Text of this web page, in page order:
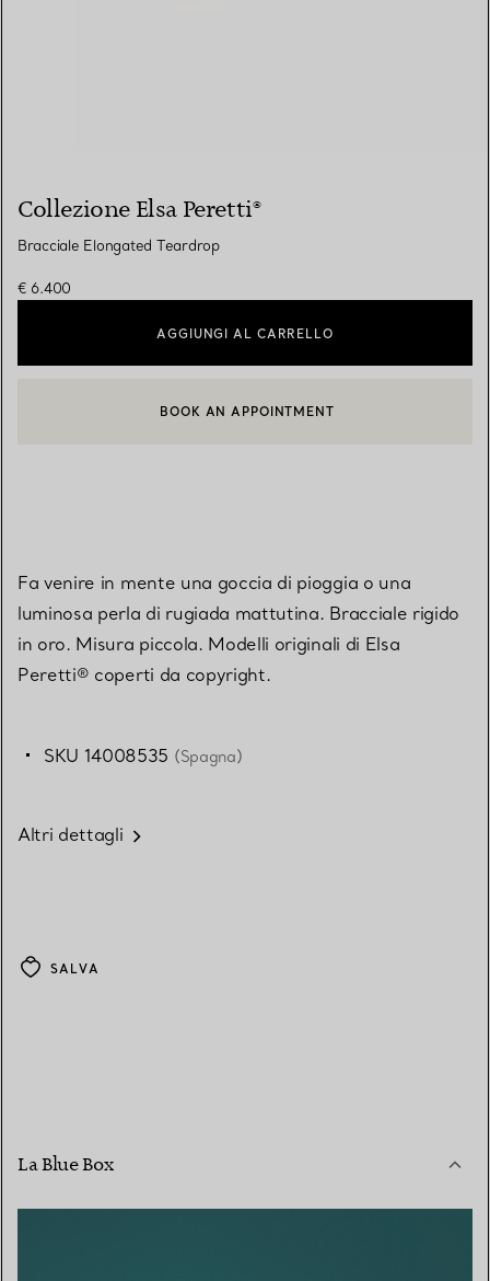
Collezione Elsa Peretti®
Bracciale Elongated Teardrop
€ 6.400
AGGIUNGI AL CARRELLO
CONTATTA UN CONSULENTE CLIENTI O PRENOTA UN
BOOK AN APPOINTMENT
Fa venire in mente una goccia di pioggia o una
luminosa perla di rugiada mattutina. Bracciale rigido
in oro. Misura piccola. Modelli originali di Elsa
Peretti® coperti da copyright.
SKU 14008535 (Spagna)
Altri dettagli
SALVA
La Blue Box